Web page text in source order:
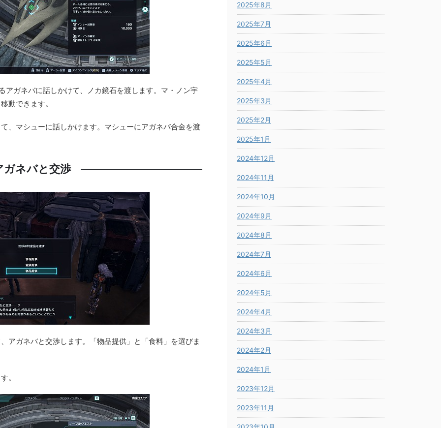
ガネバに話しかけて、ノカ鏡石を渡します。マ・ノン宇
動できます。
、マシューに話しかけます。マシューにアガネバ合金を渡
ガネバと交渉
アガネバと交渉します。「物品提供」と「食料」を選びま
。
2025年8月
2025年7月
2025年6月
2025年5月
2025年4月
2025年3月
2025年2月
2025年1月
2024年12月
2024年11月
2024年10月
2024年9月
2024年8月
2024年7月
2024年6月
2024年5月
2024年4月
2024年3月
2024年2月
2024年1月
2023年12月
2023年11月